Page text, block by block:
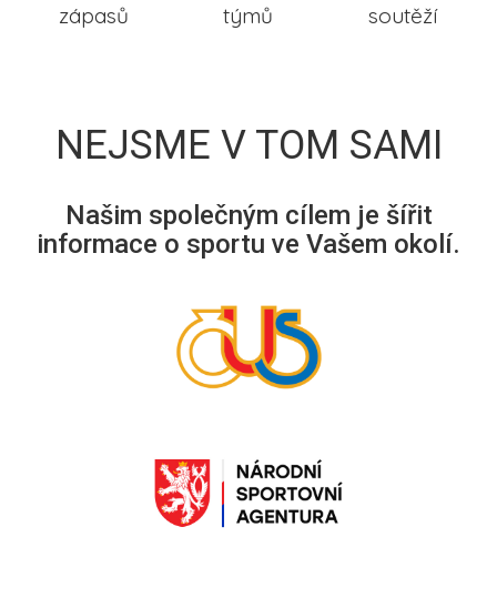
zápasů týmů soutěží
NEJSME V TOM SAMI
Našim společným cílem je šířit
informace o sportu ve Vašem okolí.